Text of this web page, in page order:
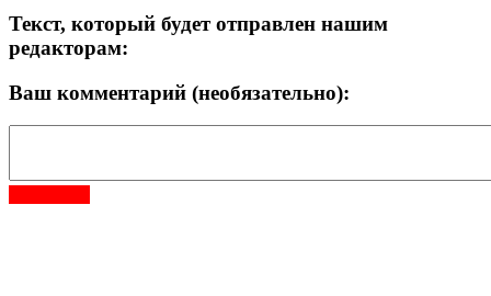
Текст, который будет отправлен нашим
редакторам:
Ваш комментарий (необязательно):